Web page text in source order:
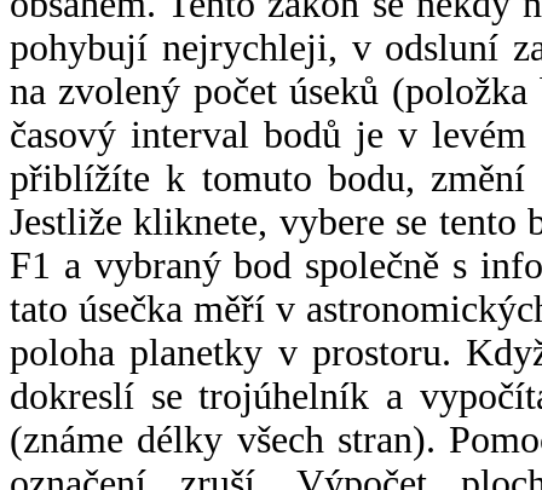
pohybují nejrychleji, v odsluní
na zvolený počet úseků
časový interval bodů je v
přiblížíte k tomuto bodu,
Jestliže kliknete, vybere se tento
F1 a vybraný bod společně s
tato úsečka měří v
poloha planetky v prostoru.
dokreslí se trojúhelník a
(známe délky všech stran).